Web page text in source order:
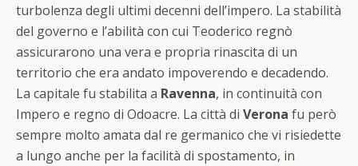
turbolenza degli ultimi decenni dell’impero. La stabilità
del governo e l’abilità con cui Teoderico regnò
assicurarono una vera e propria rinascita di un
territorio che era andato impoverendo e decadendo.
La capitale fu stabilita a Ravenna, in continuità con
Impero e regno di Odoacre. La città di Verona fu però
sempre molto amata dal re germanico che vi risiedette
a lungo anche per la facilità di spostamento, in